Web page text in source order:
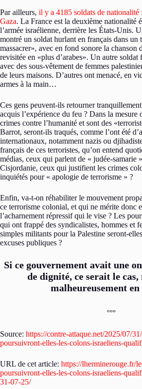
Par ailleurs, il y a 4185 soldats de nationalité
Gaza. La France est la deuxième nationalité
l’armée israélienne, derrière les États-Unis.
montré un soldat hurlant en français dans un
massacrer», avec en fond sonore la chanson
revisitée en «plus d’arabes». Un autre
avec des sous-vêtement de femmes
de leurs maisons. D’autres ont menacé, en
armes à la main…
Ces gens peuvent-ils retourner
acquis l’expérience du feu ? Dans la mesure
crimes contre l’humanité et sont des
Barrot, seront-ils traqués, comme l’ont été
internationaux, notamment nazis ou
français de ces terroristes, qu’on entend
médias, ceux qui parlent de « judée-samarie
Cisjordanie, ceux qui justifient les crimes
inquiétés pour « apologie de terrorisme » ?
Enfin, va-t-on réhabiliter le mouvement
ce terrorisme colonial, et qui ne mérite donc
l’acharnement répressif qui le vise ? Les
qui ont frappé des syndicalistes, hommes et
simples militants pour la Palestine seront-
excuses publiques ?
Si ce gouvernement avait une
de dignité, ce serait le cas,
malheureusement en
°°°
Source: https://contre-attaque.net/2025/07/
poursuivront-elles-les-colons-israeliens-
URL de cet article: https://lherminerouge.fr/
poursuivront-elles-les-colons-israeliens-
31-07-25/